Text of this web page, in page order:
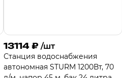
13114 ₽ /шт
Станция водоснабжения
автономная STURM 1200Вт, 70